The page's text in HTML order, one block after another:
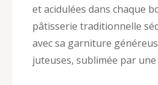
et acidulées dans chaque
pâtisserie traditionnelle
avec sa garniture
juteuses, sublimée par